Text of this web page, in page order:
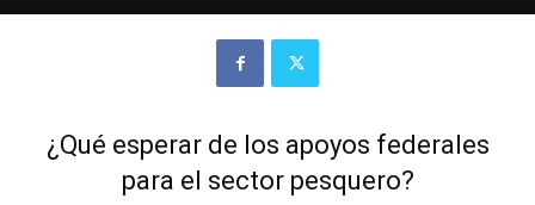
¿Qué esperar de los apoyos federales
para el sector pesquero?